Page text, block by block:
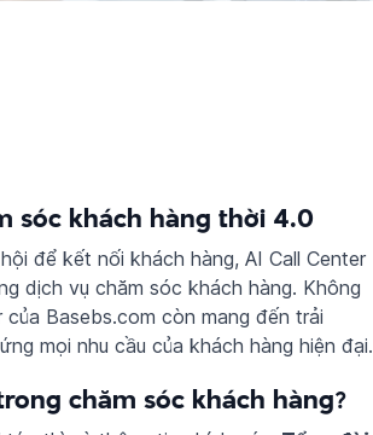
sóc khách hàng thời 4.0
để kết nối khách hàng, AI Call Center
dịch vụ chăm sóc khách hàng. Không
Basebs.com còn mang đến trải
mọi nhu cầu của khách hàng hiện đại.
chăm sóc khách hàng?